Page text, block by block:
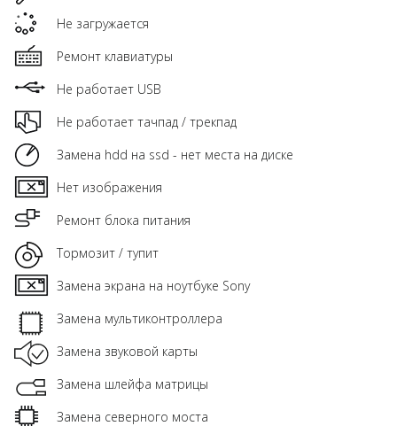
Не загружается
Ремонт клавиатуры
Не работает USB
Не работает тачпад / трекпад
Замена hdd на ssd - нет места на диске
Нет изображения
Ремонт блока питания
Тормозит / тупит
Замена экрана на ноутбуке Sony
Замена мультиконтроллера
Замена звуковой карты
Замена шлейфа матрицы
Замена северного моста